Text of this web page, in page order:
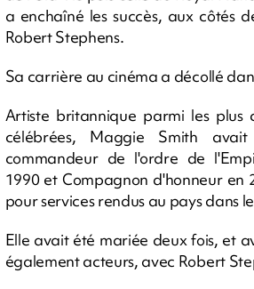
a enchaîné les succès, aux côtés
Robert Stephens.
Sa carrière au cinéma a décollé
Artiste britannique parmi les plus
célébrées, Maggie Smith
commandeur de l'ordre de
1990 et Compagnon d'honneur en
pour services rendus au pays dans
Elle avait été mariée deux fois, et
également acteurs, avec Robert